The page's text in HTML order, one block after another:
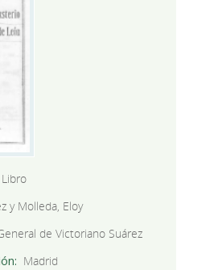
Libro
y Molleda, Eloy
de Victoriano Suárez
Madrid